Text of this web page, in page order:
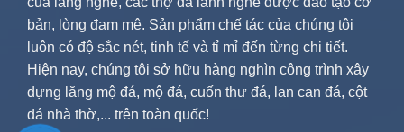
bản, lòng đam mê. Sản phẩm chế tác của chúng tôi
luôn có độ sắc nét, tinh tế và tỉ mỉ đến từng chi tiết.
Hiện nay, chúng tôi sở hữu hàng nghìn công trình xây
dựng lăng mộ đá, mộ đá, cuốn thư đá, lan can đá, cột
đá nhà thờ,... trên toàn quốc!